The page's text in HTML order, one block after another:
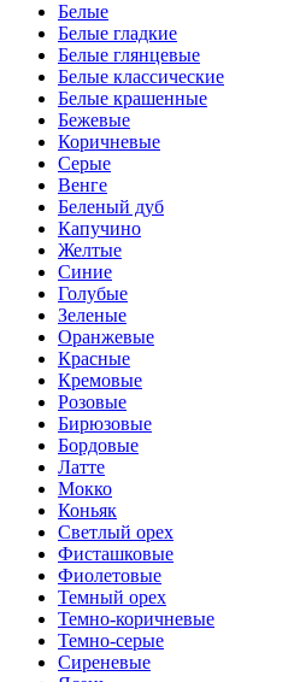
Белые
Белые гладкие
Белые глянцевые
Белые классические
Белые крашенные
Бежевые
Коричневые
Серые
Венге
Беленый дуб
Капучино
Желтые
Синие
Голубые
Зеленые
Оранжевые
Красные
Кремовые
Розовые
Бирюзовые
Бордовые
Латте
Мокко
Коньяк
Светлый орех
Фисташковые
Фиолетовые
Темный орех
Темно-коричневые
Темно-серые
Сиреневые